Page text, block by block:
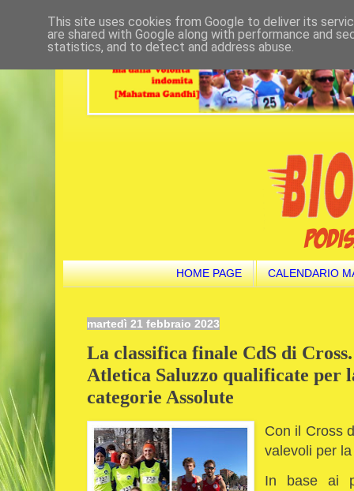
HOME PAGE CALENDARIO
martedì 21 febbraio 2023
La classifica finale CdS di
Atletica Saluzzo qualificate per
categorie Assolute
Con il Cross
valevoli per
In base ai
This site uses cookies from Google to deliver its
are shared with Google along with performance and
statistics, and to detect and address abuse.